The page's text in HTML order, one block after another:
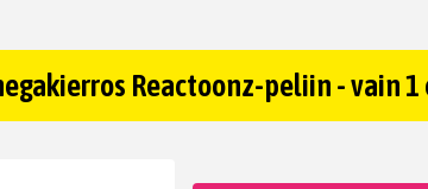
Reactoonz-peliin - vain